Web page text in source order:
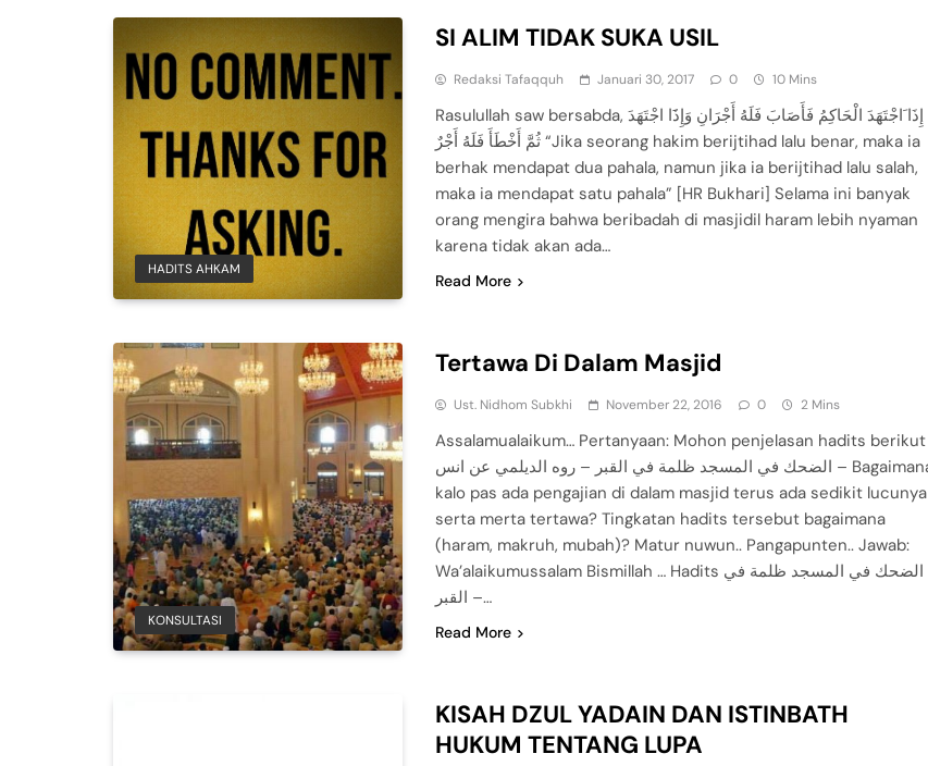
HADITS AHKAM
SI ALIM TIDAK SUKA USIL
Redaksi Tafaqquh Januari 30, 2017 0 10 Mins
Rasulullah saw bersabda, إِذَا َاجْتَهَدَ الْحَاكِمُ فَأَصَابَ فَلَهُ أَجْرَانِ وَإِذََا اجْتَهَدَ
ثُمَّ أَخْطَأَ فَلَهُ أَجْرٌ “Jika seorang hakim berijtihad lalu benar, maka ia
berhak mendapat dua pahala, namun jika ia berijtihad lalu salah,
maka ia mendapat satu pahala” [HR Bukhari] Selama ini banyak
orang mengira bahwa beribadah di masjidil haram lebih nyaman
karena tidak akan ada…
Read More
KONSULTASI
Tertawa Di Dalam Masjid
Ust. Nidhom Subkhi November 22, 2016 0 2 Mins
Assalamualaikum… Pertanyaan: Mohon penjelasan hadits berikut
الضحك في المسجد ظلمة في القبر – روه الديلمي عن انس – Bagaimana
kalo pas ada pengajian di dalam masjid terus ada sedikit lucunya
serta merta tertawa? Tingkatan hadits tersebut bagaimana
(haram, makruh, mubah)? Matur nuwun.. Pangapunten.. Jawab:
Wa’alaikumussalam Bismillah … Hadits الضحك في المسجد ظلمة في
القبر –…
Read More
KISAH DZUL YADAIN DAN ISTINBATH
HUKUM TENTANG LUPA